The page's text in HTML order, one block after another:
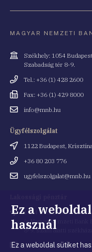
MAGYAR NEMZETI
Cím
Székhely: 1054
Szabadság tér 8-9.
Telefonszám
Tel.: +36 (1) 428 2600
Fax
Fax: +36 (1) 429 8000
Emailinfo@mnb.hu
Ügyfélszolgálat
Cím
1122 Budapest,
Telefonszám
+36 80 203 776
Emailugyfelszolgalat@mnb.hu
Cím 1054 Budapest, Kiss
(a Magyar Nemzeti Bank
8-9. szám alatti
Email penztar@mnb.hu
Ez a
használ
Ez a weboldal sütiket